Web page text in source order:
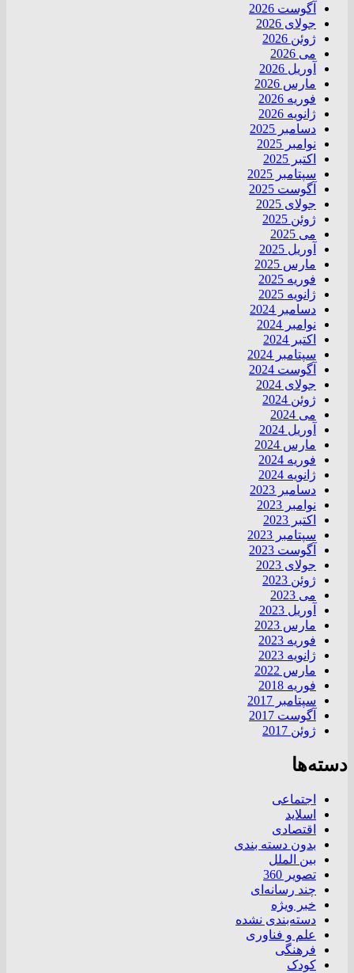
آگوست 2026
جولای 2026
ژوئن 2026
می 2026
آوریل 2026
مارس 2026
فوریه 2026
ژانویه 2026
دسامبر 2025
نوامبر 2025
اکتبر 2025
سپتامبر 2025
آگوست 2025
جولای 2025
ژوئن 2025
می 2025
آوریل 2025
مارس 2025
فوریه 2025
ژانویه 2025
دسامبر 2024
نوامبر 2024
اکتبر 2024
سپتامبر 2024
آگوست 2024
جولای 2024
ژوئن 2024
می 2024
آوریل 2024
مارس 2024
فوریه 2024
ژانویه 2024
دسامبر 2023
نوامبر 2023
اکتبر 2023
سپتامبر 2023
آگوست 2023
جولای 2023
ژوئن 2023
می 2023
آوریل 2023
مارس 2023
فوریه 2023
ژانویه 2023
مارس 2022
فوریه 2018
سپتامبر 2017
آگوست 2017
ژوئن 2017
دسته‌ها
اجتماعی
اسلاید
اقتصادی
بدون دسته بندی
بین الملل
تصویر 360
چند رسانه‌ای
خبر ویژه
دسته‌بندی نشده
علم و فناوری
فرهنگی
کودک